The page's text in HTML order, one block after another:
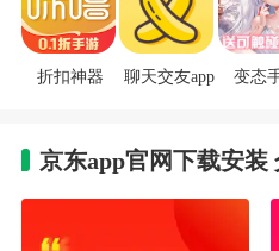
折扣神器 聊天交友app 变态
京东app官网下载安装